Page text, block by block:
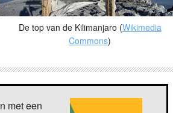
De top van de Kilimanjaro (Wikimedia
Commons)
met een